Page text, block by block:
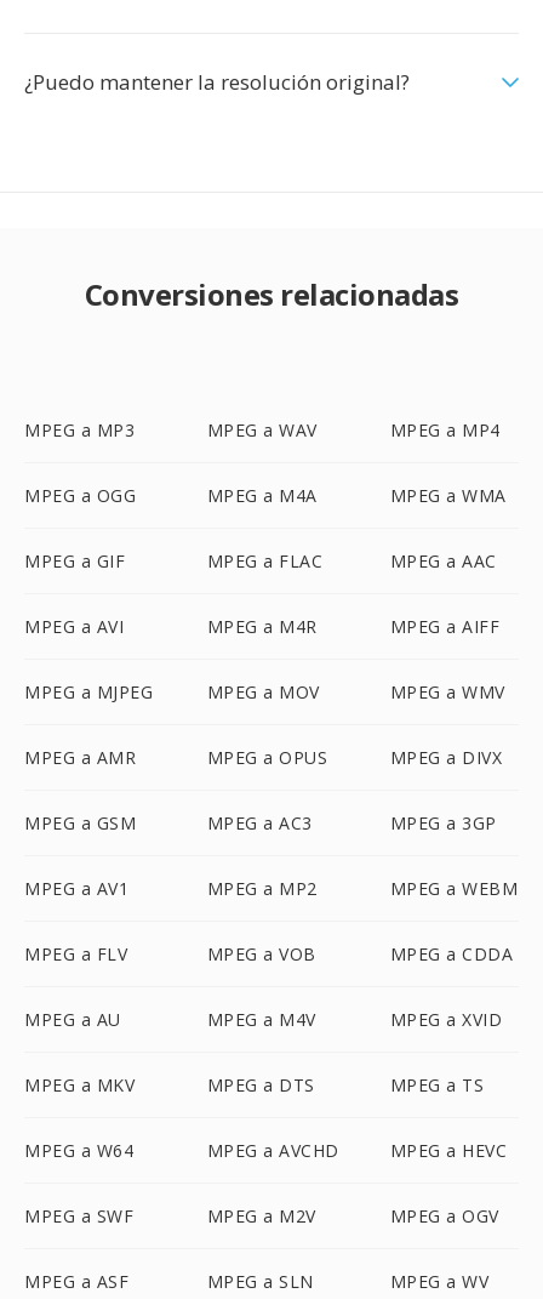
¿Puedo mantener la resolución original?
Conversiones relacionadas
MPEG a MP3 MPEG a WAV MPEG a MP4
MPEG a OGG MPEG a M4A MPEG a WMA
MPEG a GIF MPEG a FLAC MPEG a AAC
MPEG a AVI MPEG a M4R MPEG a AIFF
MPEG a MJPEG MPEG a MOV MPEG a WMV
MPEG a AMR MPEG a OPUS MPEG a DIVX
MPEG a GSM MPEG a AC3 MPEG a 3GP
MPEG a AV1 MPEG a MP2 MPEG a WEBM
MPEG a FLV MPEG a VOB MPEG a CDDA
MPEG a AU MPEG a M4V MPEG a XVID
MPEG a MKV MPEG a DTS MPEG a TS
MPEG a W64 MPEG a AVCHD MPEG a HEVC
MPEG a SWF MPEG a M2V MPEG a OGV
MPEG a ASF MPEG a SLN MPEG a WV